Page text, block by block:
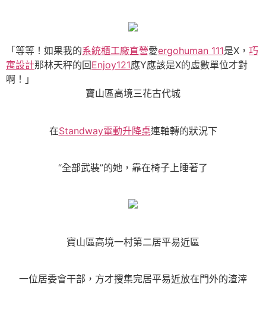
「等等！如果我的系統櫃工廠直營愛ergohuman 111是X， 巧
寓設計那林天秤的回Enjoy121應Y應該是X的虛數單位才對
啊！」
寶山區高境三花古代城
在Standway電動升降桌連軸轉的狀況下
“全部武裝”的她，靠在椅子上睡著了
寶山區高境一村第二居平易近區
一位居委會干部，方才搜集完居平易近放在門外的渣滓